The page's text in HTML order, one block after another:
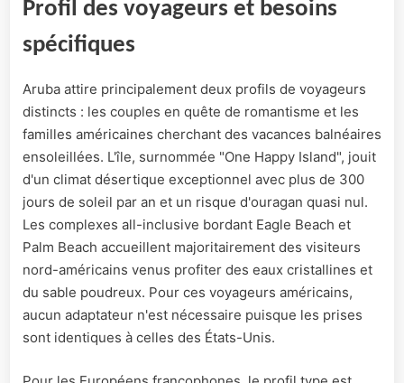
Profil des voyageurs et besoins
spécifiques
Aruba attire principalement deux profils de voyageurs
distincts : les couples en quête de romantisme et les
familles américaines cherchant des vacances balnéaires
ensoleillées. L'île, surnommée "One Happy Island", jouit
d'un climat désertique exceptionnel avec plus de 300
jours de soleil par an et un risque d'ouragan quasi nul.
Les complexes all-inclusive bordant Eagle Beach et
Palm Beach accueillent majoritairement des visiteurs
nord-américains venus profiter des eaux cristallines et
du sable poudreux. Pour ces voyageurs américains,
aucun adaptateur n'est nécessaire puisque les prises
sont identiques à celles des États-Unis.